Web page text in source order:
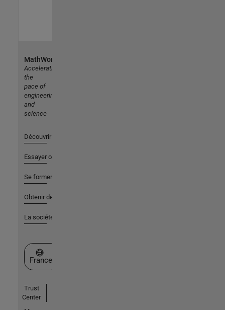
MathWorks
Accelerating
the
pace of
engineering
and
science
Découvrir les produits
Essayer ou acheter
Se former
Obtenir de l'aide
La société
Sélectionner un site web
France
Trust
Center